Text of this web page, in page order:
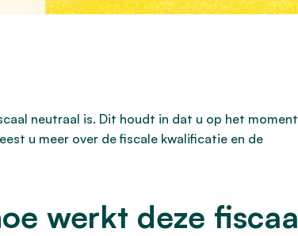
neutraal is. Dit houdt in dat u op het
u meer over de fiscale kwalificatie en de
werkt deze